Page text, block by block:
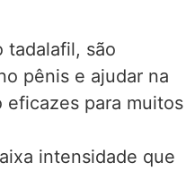
tadalafil, são
pênis e ajudar na
eficazes para muitos
intensidade que